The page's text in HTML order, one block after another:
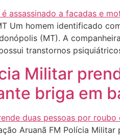
Um homem identificado
(MT). A
transtornos
Militar
briga em
Aruanã FM Polícia